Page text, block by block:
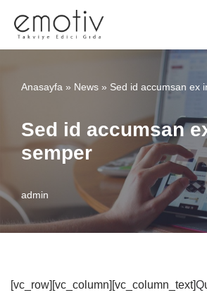
İçeriğe
Anasayfa » News » Sed id accumsan ex
Sed id accumsan
semper
admin
[vc_row][vc_column][vc_column_text]Q